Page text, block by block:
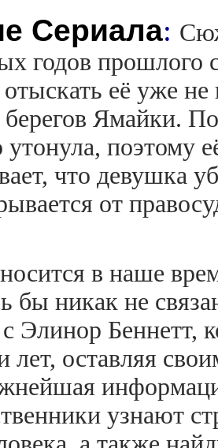
Сериала:
годов прошлого
её уже
берегов Ямайки.
утонула, поэтому
что девушка
от
в наше
бы никак не
Элинор Беннетт,
лет, оставляя
узнают